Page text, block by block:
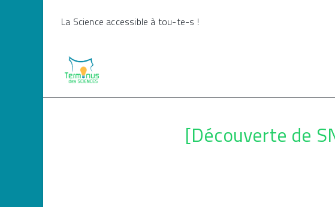
La Science accessible à tou-te-s !
[Découverte de